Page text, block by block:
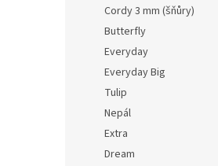
Cordy 3 mm (šňůry)
Butterfly
Everyday
Everyday Big
Tulip
Nepál
Extra
Dream